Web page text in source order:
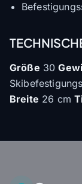
Größe 30
Breite 26 cm